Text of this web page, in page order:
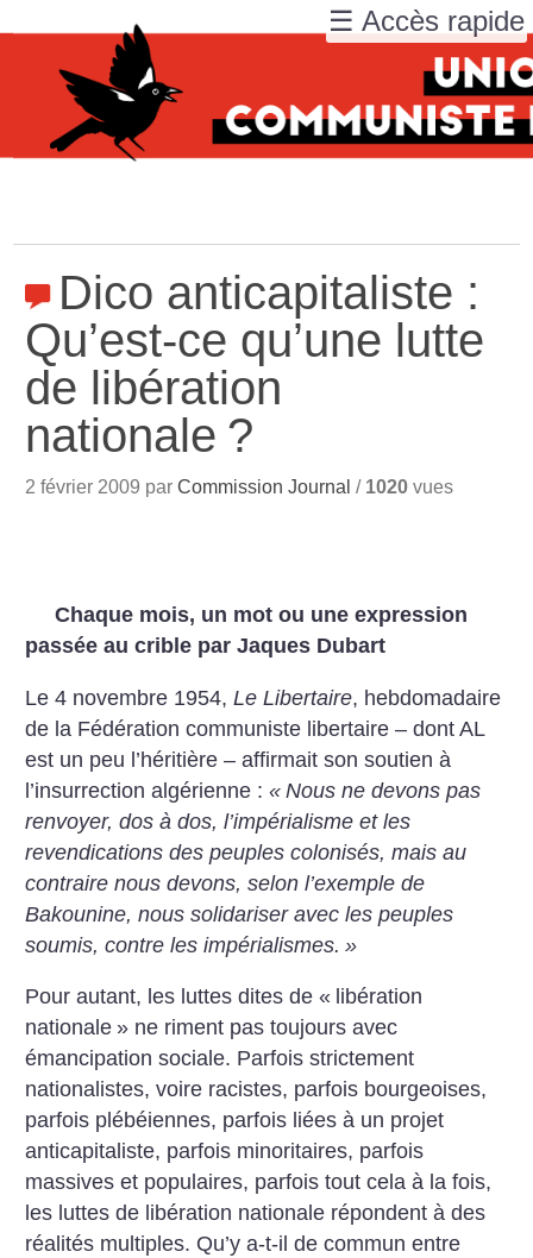
Dico anticapitaliste :
Qu’est-ce qu’une lutte
de libération
nationale ?
2 février 2009 parCommission Journal / 1020 vues
Chaque mois, un mot ou une expression
passée au crible par Jaques Dubart
Le 4 novembre 1954,Le Libertaire, hebdomadaire
de la Fédération communiste libertaire – dont AL
est un peu l’héritière – affirmait son soutien à
l’insurrection algérienne :« Nous ne devons pas
renvoyer, dos à dos, l’impérialisme et les
revendications des peuples colonisés, mais au
contraire nous devons, selon l’exemple de
Bakounine, nous solidariser avec les peuples
soumis, contre les impérialismes. »
Pour autant, les luttes dites de « libération
nationale » ne riment pas toujours avec
émancipation sociale. Parfois strictement
nationalistes, voire racistes, parfois bourgeoises,
parfois plébéiennes, parfois liées à un projet
anticapitaliste, parfois minoritaires, parfois
massives et populaires, parfois tout cela à la fois,
les luttes de libération nationale répondent à des
réalités multiples. Qu’y a-t-il de commun entre
☰ Accès rapide